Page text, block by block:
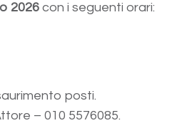
2026 con i seguenti orari:
posti.
– 010 5576085.